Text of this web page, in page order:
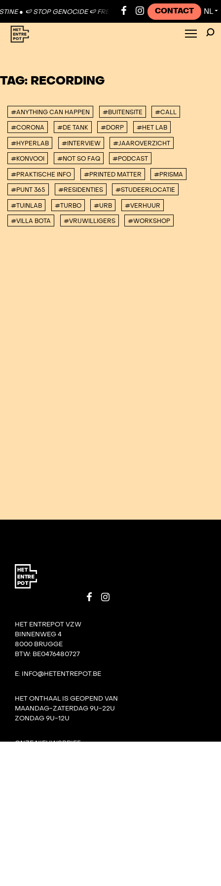
● 🍉 STOP GENOCIDE 🍉 FREE PALESTINE ● 🍉 STOP GENOCIDE
CONTACT NL ▼
TAG: RECORDING
#ANYTHING CAN HAPPEN #BUITENSITE #CALL
#CORONA #DE TANK #DORP #HET LAB
#HYPERLAB #INTERVIEW #JAAROVERZICHT
#KONVOOI #NOT SO FAQ #PODCAST
#PRAKTISCHE INFO #PRINTED MATTER #PRISMA
#PUNT 365 #RESIDENTIES #STUDEERLOCATIE
#TUINLAB #TURBO #URB #VERHUUR
#VILLA BOTA #VRIJWILLIGERS #WORKSHOP
HET ENTREPOT VZW
BINNENWEG 4
8000 BRUGGE
BTW: BE0476480727
E: INFO@HETENTREPOT.BE
HET ONTHAAL IS GEOPEND VAN
MAANDAG-ZATERDAG 9U-22U
ZONDAG 9U-12U
ONZE NIEUWSBRIEF